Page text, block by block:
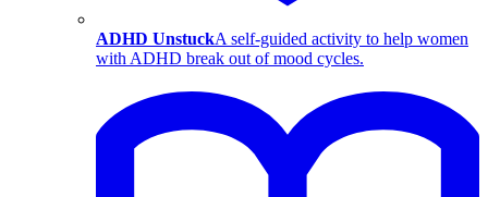
ADHD UnstuckA self-guided activity to help women
with ADHD break out of mood cycles.